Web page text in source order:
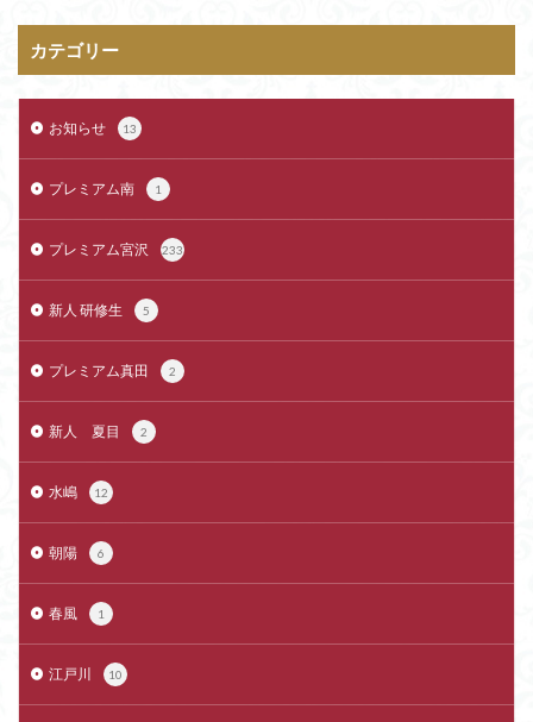
カテゴリー
お知らせ 13
プレミアム南 1
プレミアム宮沢 233
新人 研修生 5
プレミアム真田 2
新人 夏目 2
水嶋 12
朝陽 6
春風 1
江戸川 10